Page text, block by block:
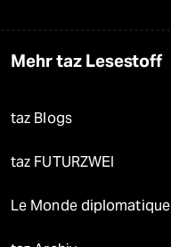
Mehr taz Lesestoff
taz Blogs
taz FUTURZWEI
Le Monde diplomatique